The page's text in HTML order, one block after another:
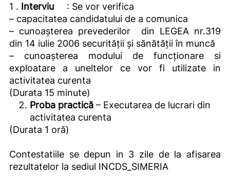
1 . Interviu : Se vor verifica
– capacitatea candidatului de a comunica
– cunoașterea prevederilor din LEGEA nr.319
din 14 iulie 2006 securității şi sănătății în muncă
– cunoașterea modului de funcționare si
exploatare a uneltelor ce vor fi utilizate in
activitatea curenta
(Durata 15 minute)
Proba practică – Executarea de lucrari din
activitatea curenta
(Durata 1 oră)
Contestatiile se depun in 3 zile de la afisarea
rezultatelor la sediul INCDS_SIMERIA